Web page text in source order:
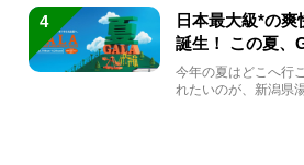
4
日本最大級*の
誕生！ この夏、
まれ変わる
今年の夏はどこへ
れたいのが、新潟県